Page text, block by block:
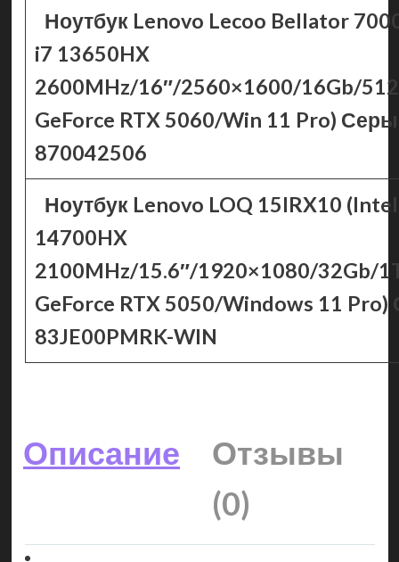
Ноутбук Lenovo Lecoo Bellator
i7 13650HX
2600MHz/16″/2560×1600/16Gb/
GeForce RTX 5060/Win 11 Pro)
870042506
Ноутбук Lenovo LOQ 15IRX10
14700HX
2100MHz/15.6″/1920×1080/32Gb/
GeForce RTX 5050/Windows 11
83JE00PMRK-WIN
Описание
Отзывы
(0)